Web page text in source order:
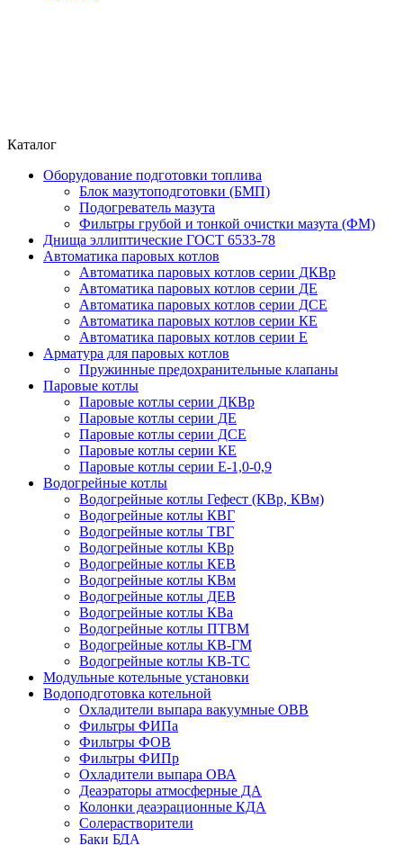
Каталог
Оборудование подготовки топлива
Блок мазутоподготовки (БМП)
Подогреватель мазута
Фильтры грубой и тонкой очистки мазута (ФМ)
Днища эллиптические ГОСТ 6533-78
Автоматика паровых котлов
Автоматика паровых котлов серии ДКВр
Автоматика паровых котлов серии ДЕ
Автоматика паровых котлов серии ДСЕ
Автоматика паровых котлов серии КЕ
Автоматика паровых котлов серии Е
Арматура для паровых котлов
Пружинные предохранительные клапаны
Паровые котлы
Паровые котлы серии ДКВр
Паровые котлы серии ДЕ
Паровые котлы серии ДСЕ
Паровые котлы серии КЕ
Паровые котлы серии Е-1,0-0,9
Водогрейные котлы
Водогрейные котлы Гефест (КВр, КВм)
Водогрейные котлы КВГ
Водогрейные котлы ТВГ
Водогрейные котлы КВр
Водогрейные котлы КЕВ
Водогрейные котлы КВм
Водогрейные котлы ДЕВ
Водогрейные котлы КВа
Водогрейные котлы ПТВМ
Водогрейные котлы КВ-ГМ
Водогрейные котлы КВ-ТС
Модульные котельные установки
Водоподготовка котельной
Охладители выпара вакуумные ОВВ
Фильтры ФИПа
Фильтры ФОВ
Фильтры ФИПр
Охладители выпара ОВА
Деаэраторы атмосферные ДА
Колонки деаэрационные КДА
Солерастворители
Баки БДА